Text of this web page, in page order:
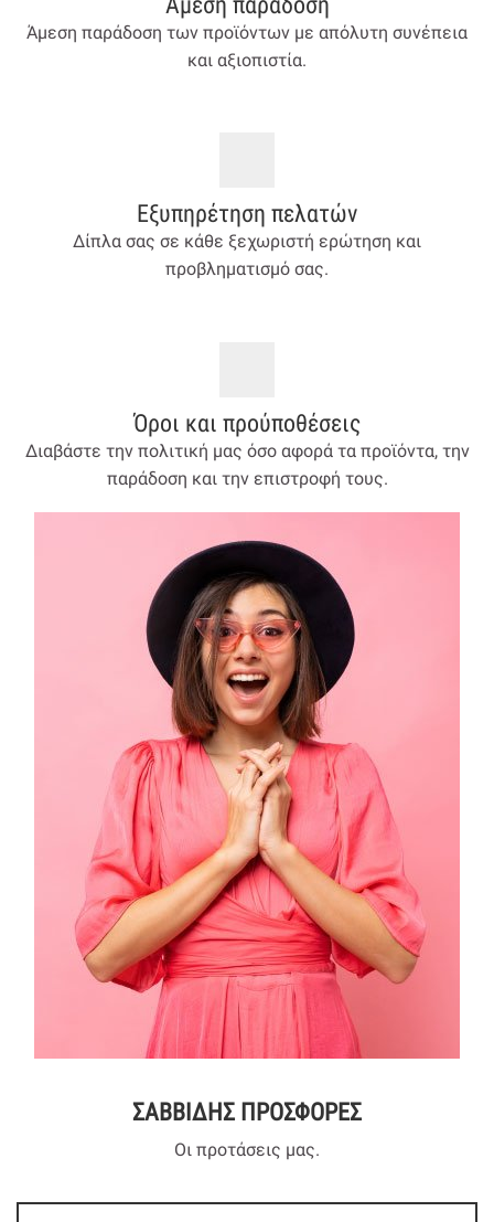
Άμεση παράδοση των προϊόντων με απόλυτη συνέπεια
και αξιοπιστία.
Εξυπηρέτηση πελατών
Δίπλα σας σε κάθε ξεχωριστή ερώτηση και
προβληματισμό σας.
Όροι και προύποθέσεις
Διαβάστε την πολιτική μας όσο αφορά τα προϊόντα, την
παράδοση και την επιστροφή τους.
ΣΑΒΒΙΔΗΣ ΠΡΟΣΦΟΡΕΣ
Οι προτάσεις μας.